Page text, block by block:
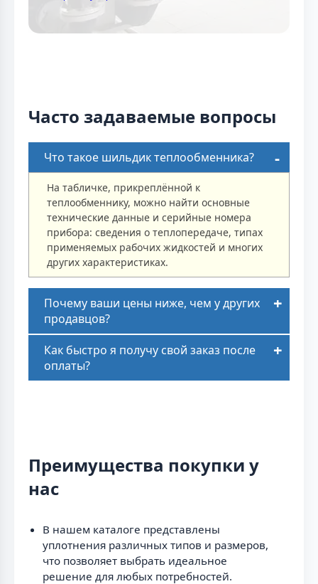
Часто задаваемые вопросы
Что такое шильдик теплообменника?
На табличке, прикреплённой к
теплообменнику, можно найти основные
технические данные и серийные номера
прибора: сведения о теплопередаче, типах
применяемых рабочих жидкостей и многих
других характеристиках.
Почему ваши цены ниже, чем у других
продавцов?
Как быстро я получу свой заказ после
оплаты?
Преимущества покупки у
нас
В нашем каталоге представлены
уплотнения различных типов и размеров,
что позволяет выбрать идеальное
решение для любых потребностей.